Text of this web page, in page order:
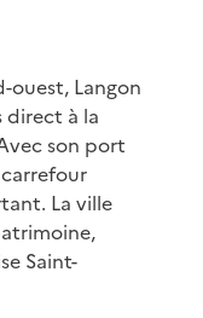
ouest, Langon
direct à la
son port
La ville
Saint-